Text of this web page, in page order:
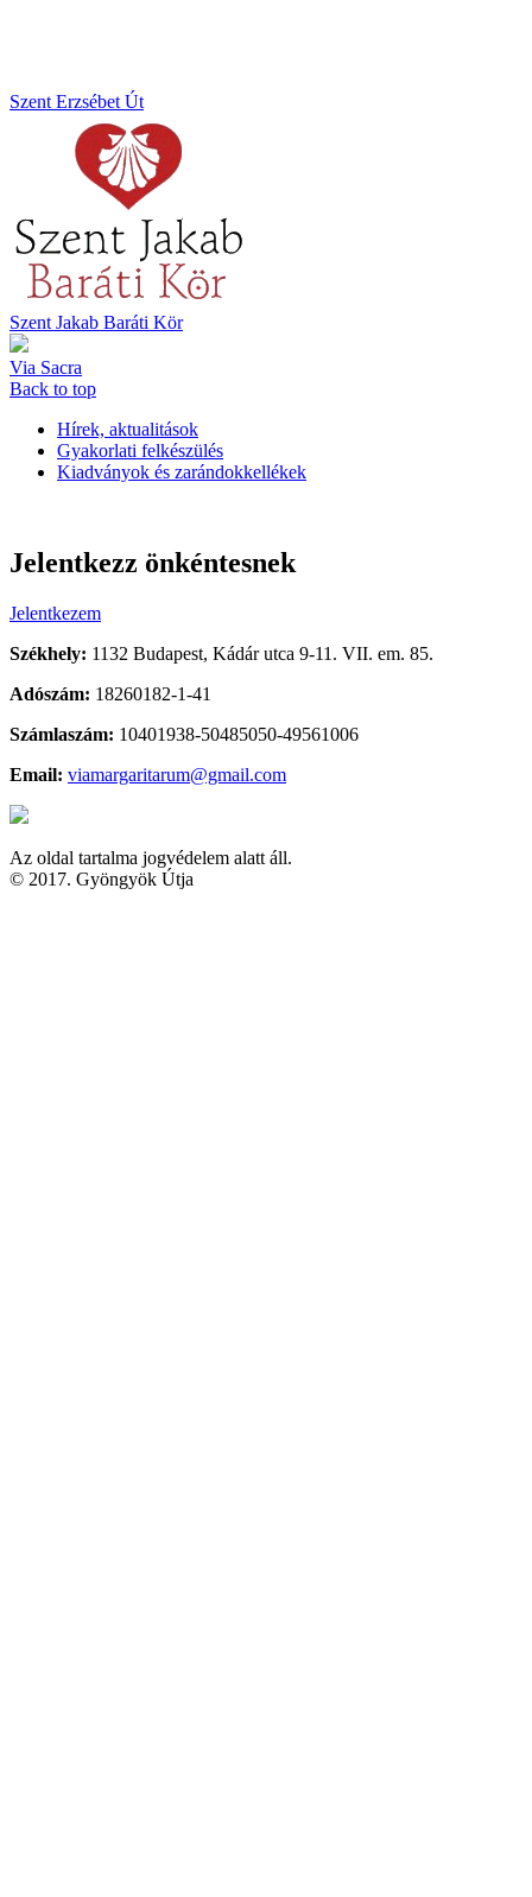
Szent Erzsébet Út
Szent Jakab Baráti Kör
Via Sacra
Back to top
Hírek, aktualitások
Gyakorlati felkészülés
Kiadványok és zarándokkellékek
Jelentkezz önkéntesnek
Jelentkezem
Székhely: 1132 Budapest, Kádár utca 9-11. VII. em. 85.
Adószám: 18260182-1-41
Számlaszám: 10401938-50485050-49561006
Email: viamargaritarum@gmail.com
Az oldal tartalma jogvédelem alatt áll.
© 2017. Gyöngyök Útja